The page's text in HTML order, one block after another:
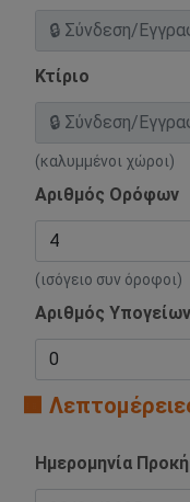
Κτίριο
(καλυμμένοι χώροι)
Αριθμός Ορόφων
(ισόγειο συν όροφοι)
Αριθμός Υπογείων
🟧
Ημερομηνία